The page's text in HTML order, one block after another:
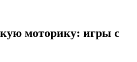
моторику: игры с